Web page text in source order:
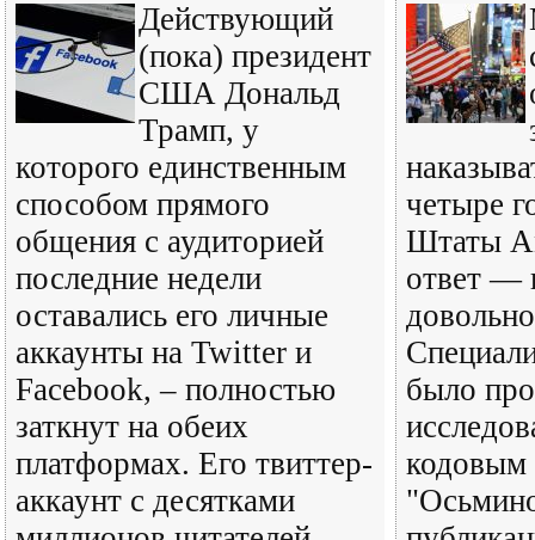
Действующий
(пока) президент
США Дональд
Трамп, у
которого единственным
способом прямого
общения с аудиторией
последние недели
оставались его личные
аккаунты на Twitter и
Facebook, – полностью
заткнут на обеих
платформах. Его твиттер-
аккаунт с десятками
четыре
Штаты
ответ —
было
кодовым